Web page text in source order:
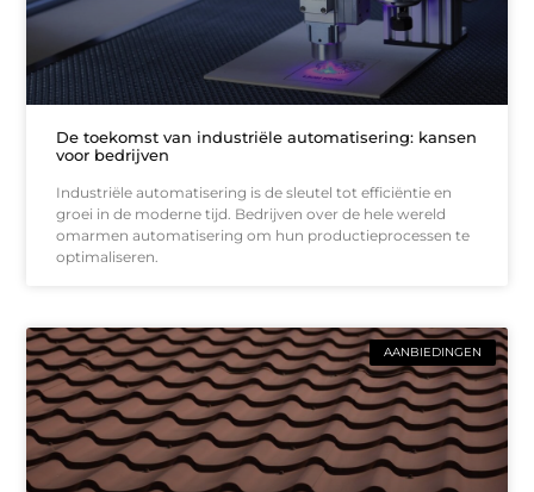
De toekomst van industriële automatisering: kansen
voor bedrijven
Industriële automatisering is de sleutel tot efficiëntie en
groei in de moderne tijd. Bedrijven over de hele wereld
omarmen automatisering om hun productieprocessen te
optimaliseren.
AANBIEDINGEN